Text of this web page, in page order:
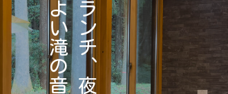
VILLAGE
02
チェックイン＆チェックアウト
アクティビティ
ラ
ン
チ
、
夜
よ
い
滝
の
音